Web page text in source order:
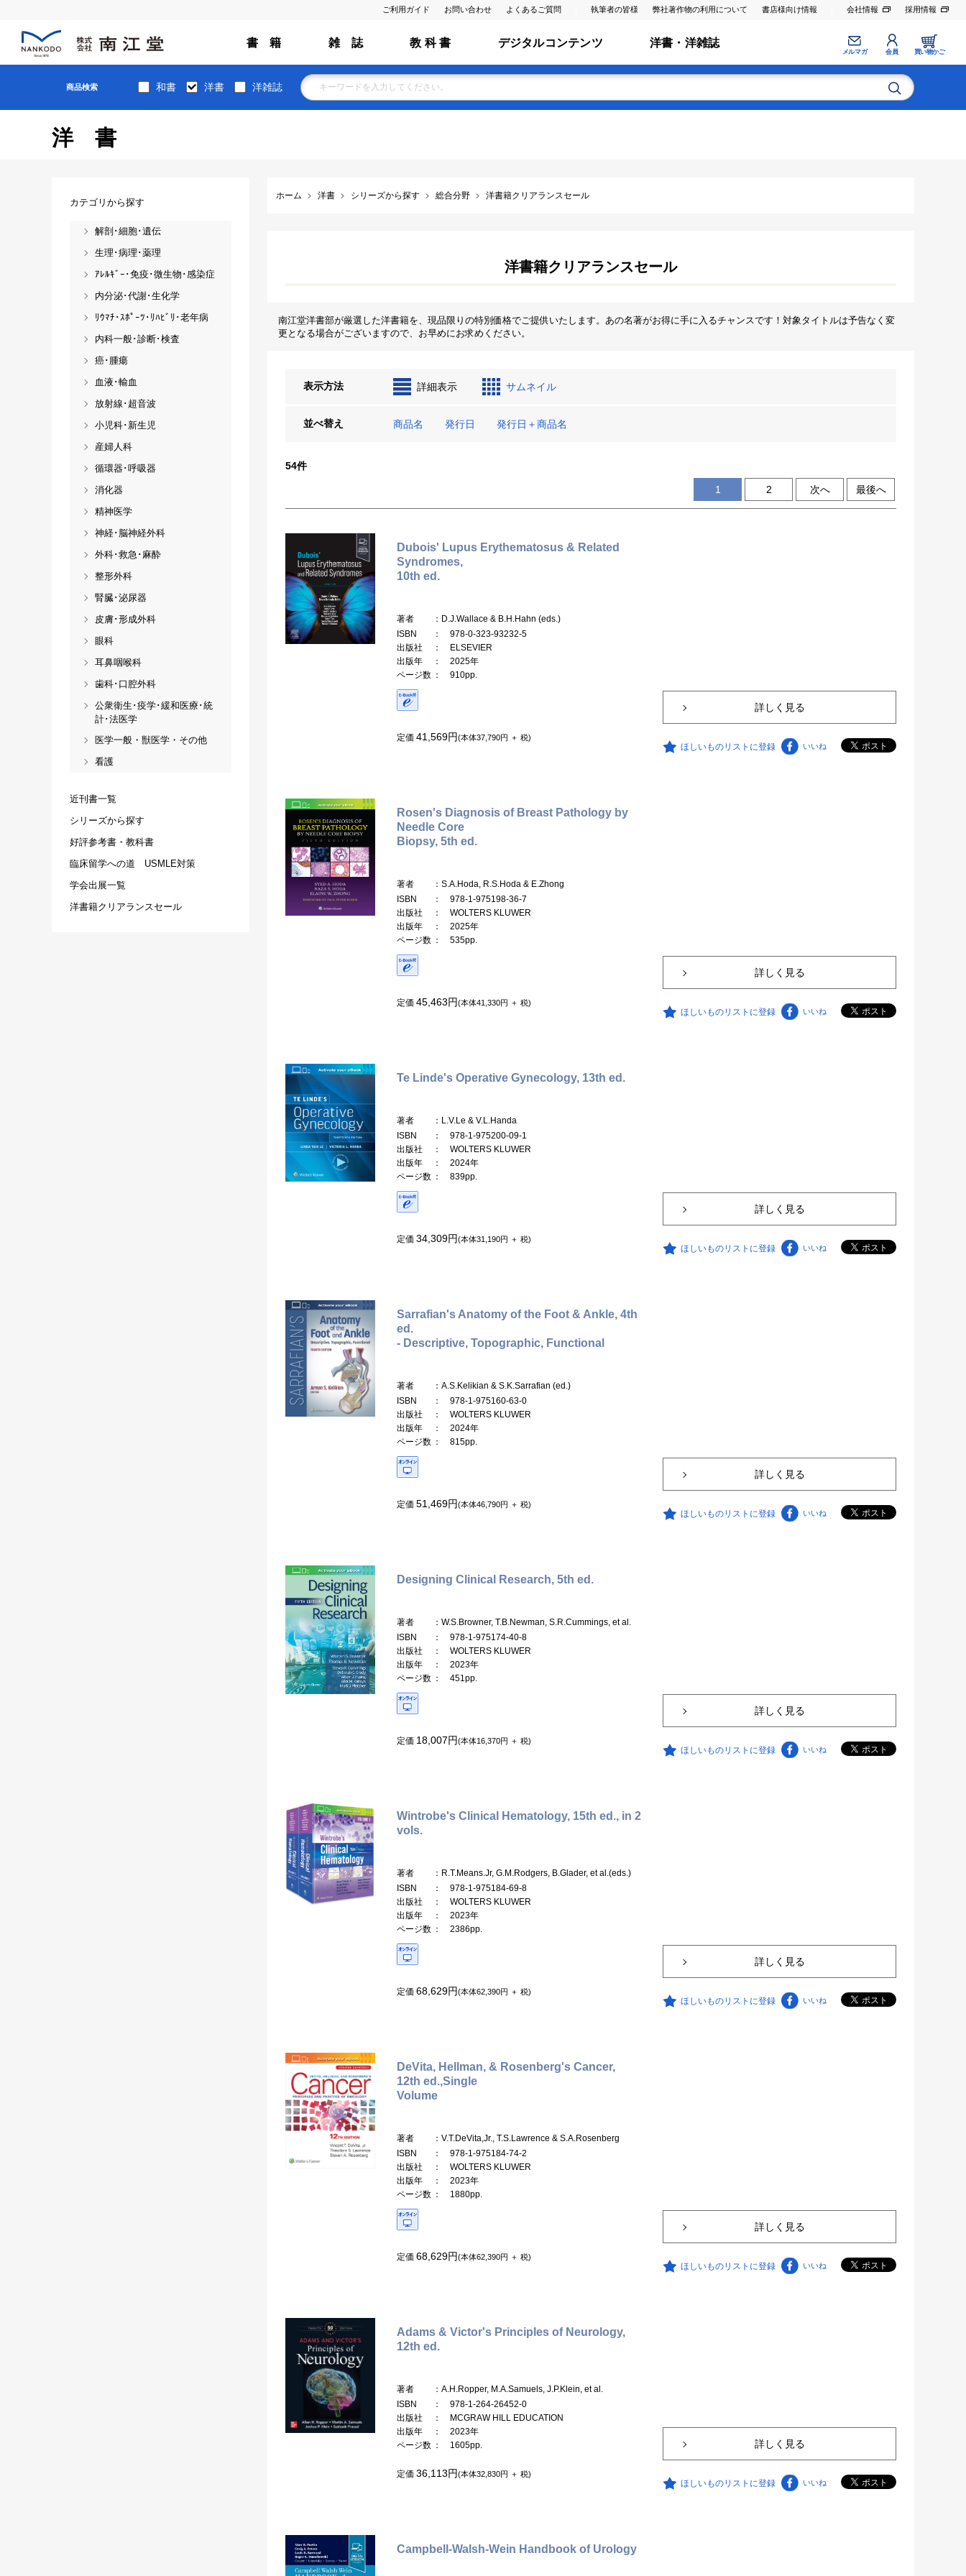
ご利用ガイド お問い合わせ よくあるご質問 執筆者の皆様 弊社著作物の利用について 書店様向け情報 会社情報 採用情報
書 籍 雑 誌 教 科 書 デジタルコンテンツ 洋書・洋雑誌
メルマガ 会員 買い物かご
商品検索 和書 洋書 洋雑誌
洋書
ホーム 洋書 シリーズから探す 総合分野 洋書籍クリアランスセール
洋書籍クリアランスセール
南江堂洋書部が厳選した洋書籍を、現品限りの特別価格でご提供いたします。あの名著がお得に手に入るチャンスです！対象タイトルは予告なく変
更となる場合がございますので、お早めにお求めください。
表示方法 詳細表示 サムネイル
並べ替え 商品名 発行日 発行日＋商品名
54件
1 2 次へ 最後へ
Dubois' Lupus Erythematosus & Related
Syndromes,
10th ed.
著者
：D.J.Wallace & B.H.Hahn (eds.)
ISBN
： 978-0-323-93232-5
出版社
： ELSEVIER
出版年
： 2025年
ページ数 ： 910pp.
定価 41,569円(本体37,790円 ＋ 税)
詳しく見る
ほしいものリストに登録 いいね
Rosen's Diagnosis of Breast Pathology by
Needle Core
Biopsy, 5th ed.
著者
：S.A.Hoda, R.S.Hoda & E.Zhong
ISBN
： 978-1-975198-36-7
出版社
： WOLTERS KLUWER
出版年
： 2025年
ページ数 ： 535pp.
定価 45,463円(本体41,330円 ＋ 税)
詳しく見る
ほしいものリストに登録 いいね
Te Linde's Operative Gynecology, 13th ed.
著者
：L.V.Le & V.L.Handa
ISBN
： 978-1-975200-09-1
出版社
： WOLTERS KLUWER
出版年
： 2024年
ページ数 ： 839pp.
定価 34,309円(本体31,190円 ＋ 税)
詳しく見る
ほしいものリストに登録 いいね
Sarrafian's Anatomy of the Foot & Ankle, 4th
ed.
- Descriptive, Topographic, Functional
著者
：A.S.Kelikian & S.K.Sarrafian (ed.)
ISBN
： 978-1-975160-63-0
出版社
： WOLTERS KLUWER
出版年
： 2024年
ページ数 ： 815pp.
定価 51,469円(本体46,790円 ＋ 税)
詳しく見る
ほしいものリストに登録 いいね
Designing Clinical Research, 5th ed.
著者
：W.S.Browner, T.B.Newman, S.R.Cummings, et al.
ISBN
： 978-1-975174-40-8
出版社
： WOLTERS KLUWER
出版年
： 2023年
ページ数 ： 451pp.
定価 18,007円(本体16,370円 ＋ 税)
詳しく見る
ほしいものリストに登録 いいね
Wintrobe's Clinical Hematology, 15th ed., in 2
vols.
著者
：R.T.Means.Jr, G.M.Rodgers, B.Glader, et al.(eds.)
ISBN
： 978-1-975184-69-8
出版社
： WOLTERS KLUWER
出版年
： 2023年
ページ数 ： 2386pp.
定価 68,629円(本体62,390円 ＋ 税)
詳しく見る
ほしいものリストに登録 いいね
DeVita, Hellman, & Rosenberg's Cancer,
12th ed.,Single
Volume
著者
：V.T.DeVita,Jr., T.S.Lawrence & S.A.Rosenberg
ISBN
： 978-1-975184-74-2
出版社
： WOLTERS KLUWER
出版年
： 2023年
ページ数 ： 1880pp.
定価 68,629円(本体62,390円 ＋ 税)
詳しく見る
ほしいものリストに登録 いいね
Adams & Victor's Principles of Neurology,
12th ed.
著者
：A.H.Ropper, M.A.Samuels, J.P.Klein, et al.
ISBN
： 978-1-264-26452-0
出版社
： MCGRAW HILL EDUCATION
出版年
： 2023年
ページ数 ： 1605pp.
定価 36,113円(本体32,830円 ＋ 税)
詳しく見る
ほしいものリストに登録 いいね
Campbell-Walsh-Wein Handbook of Urology
カテゴリから探す
解剖･細胞･遺伝
生理･病理･薬理
ｱﾚﾙｷﾞｰ･免疫･微生物･感染症
内分泌･代謝･生化学
ﾘｳﾏﾁ･ｽﾎﾟｰﾂ･ﾘﾊﾋﾞﾘ･老年病
内科一般･診断･検査
癌･腫瘍
血液･輸血
放射線･超音波
小児科･新生児
産婦人科
循環器･呼吸器
消化器
精神医学
神経･脳神経外科
外科･救急･麻酔
整形外科
腎臓･泌尿器
皮膚･形成外科
眼科
耳鼻咽喉科
歯科･口腔外科
公衆衛生･疫学･緩和医療･統
計･法医学
医学一般・獣医学・その他
看護
近刊書一覧
シリーズから探す
好評参考書・教科書
臨床留学への道 USMLE対策
学会出展一覧
洋書籍クリアランスセール